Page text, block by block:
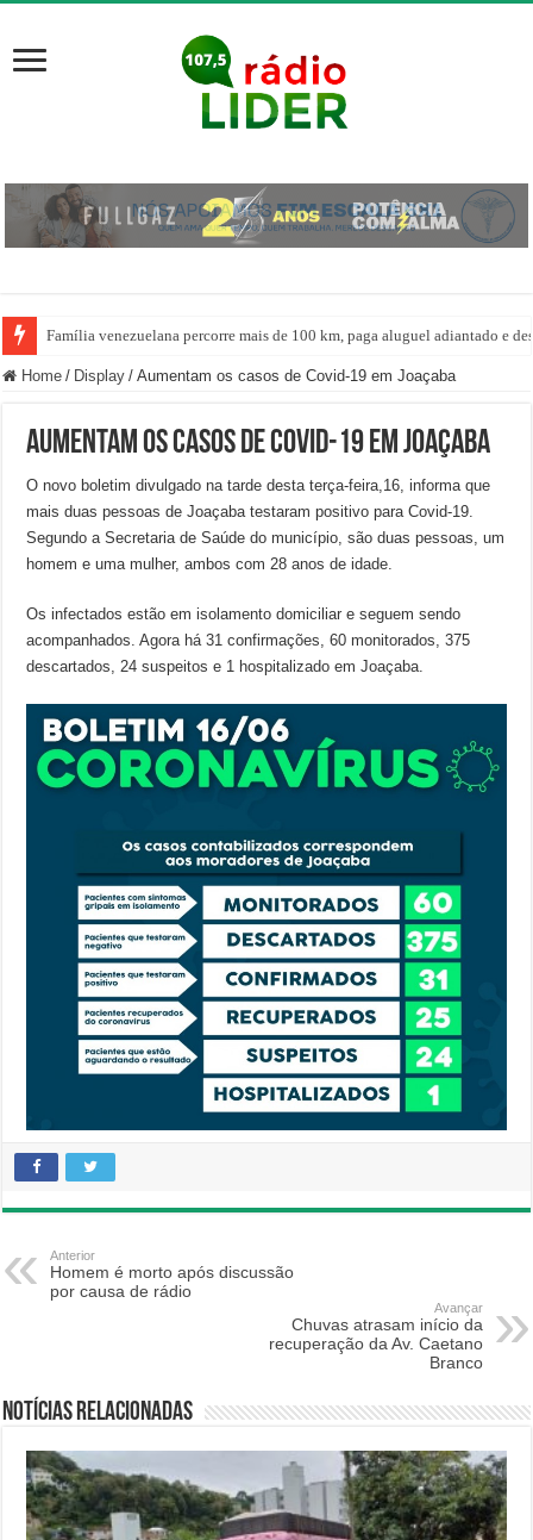
Família venezuelana percorre mais de 100 km, paga aluguel adiantado e
Home / Display / Aumentam os casos de Covid-19 em Joaçaba
Aumentam os casos de Covid-19 em Joaçaba
O novo boletim divulgado na tarde desta terça-feira,16, informa que
mais duas pessoas de Joaçaba testaram positivo para Covid-19.
Segundo a Secretaria de Saúde do município, são duas pessoas, um
homem e uma mulher, ambos com 28 anos de idade.
Os infectados estão em isolamento domiciliar e seguem sendo
acompanhados. Agora há 31 confirmações, 60 monitorados, 375
descartados, 24 suspeitos e 1 hospitalizado em Joaçaba.
Anterior
Homem é morto após discussão
por causa de rádio
Avançar
Chuvas atrasam início da
recuperação da Av. Caetano
Branco
Notícias relacionadas